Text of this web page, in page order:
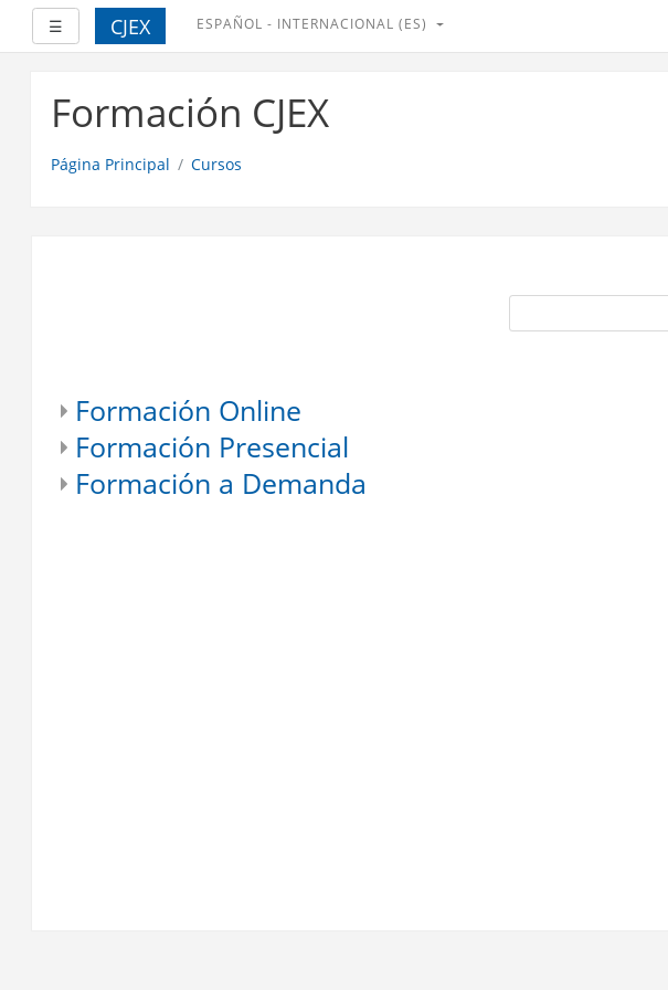
contenido
☰ ExpandirCJEX ESPAÑOL - INTERNACIONAL ‎(ES)‎
Formación CJEX
Página Principal Cursos
Formación Online
Formación Presencial
Formación a Demanda